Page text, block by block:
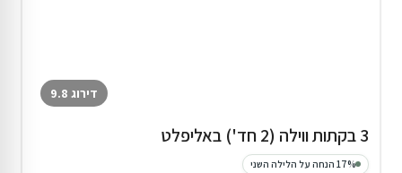
דירוג 9.8
3 בקתות ווילה (2 חד') באליפלט
17% הנחה על הלילה השני